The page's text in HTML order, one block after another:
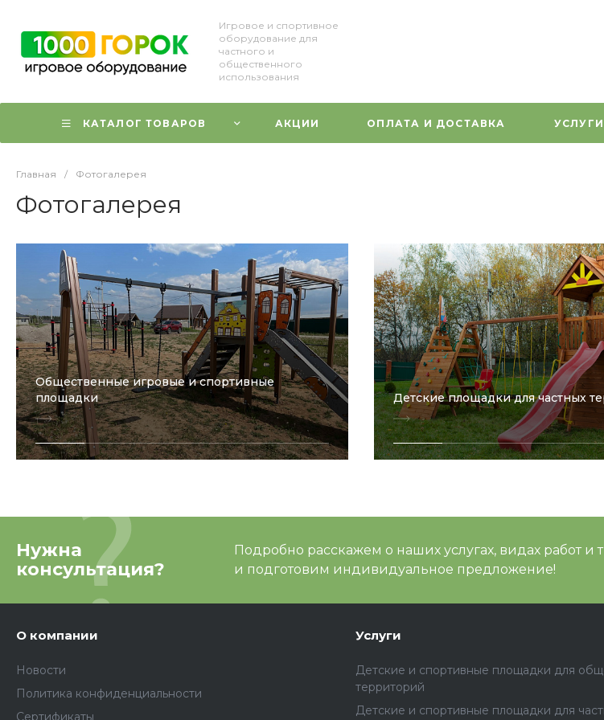
Игровое и спортивное
оборудование для
частного и
общественного
использования
КАТАЛОГ ТОВАРОВ АКЦИИ ОПЛАТА И ДОСТАВКА УСЛУГИ
Главная / Фотогалерея
Фотогалерея
Общественные игровые и спортивные
площадки
Детские площадки для частных
Нужна
консультация?
Подробно расскажем о наших услугах, видах работ и
и подготовим индивидуальное предложение!
О компании
Новости
Политика конфиденциальности
Сертификаты
Услуги
Детские и спортивные площадки для
территорий
Детские и спортивные площадки для